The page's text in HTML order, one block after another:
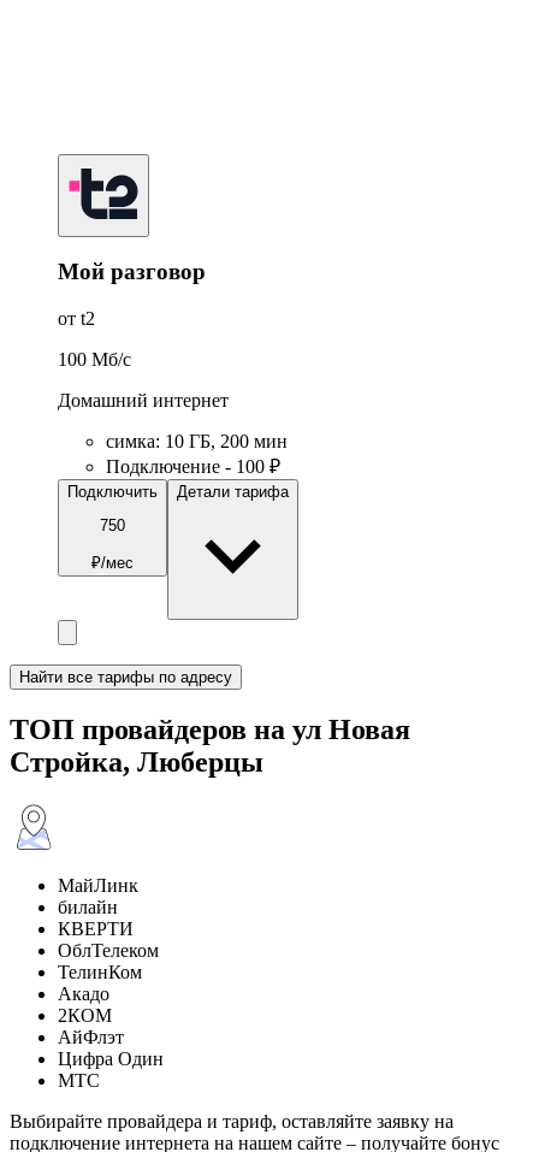
Мой разговор
от t2
100 Мб/c
Домашний интернет
симка: 10 ГБ, 200 мин
Подключение - 100 ₽
Подключить
750
₽/мес
Детали тарифа
Найти все тарифы по адресу
ТОП провайдеров на ул Новая
Стройка, Люберцы
МайЛинк
билайн
КВЕРТИ
ОблТелеком
ТелинКом
Акадо
2КОМ
АйФлэт
Цифра Один
МТС
Выбирайте провайдера и тариф, оставляйте заявку на
подключение интернета на нашем сайте – получайте бонус